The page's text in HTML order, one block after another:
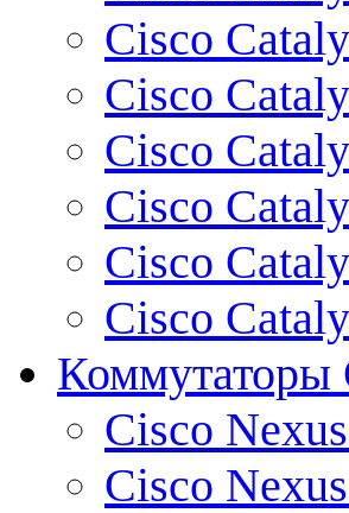
Cisco
Cisco
Cisco
Cisco
Cisco
Cisco
Коммутаторы
Cisco
Cisco